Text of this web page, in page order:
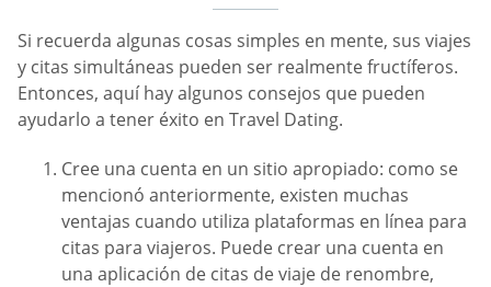
Si recuerda algunas cosas simples en mente, sus viajes
y citas simultáneas pueden ser realmente fructíferos.
Entonces, aquí hay algunos consejos que pueden
ayudarlo a tener éxito en Travel Dating.
Cree una cuenta en un sitio apropiado: como se
mencionó anteriormente, existen muchas
ventajas cuando utiliza plataformas en línea para
citas para viajeros. Puede crear una cuenta en
una aplicación de citas de viaje de renombre,